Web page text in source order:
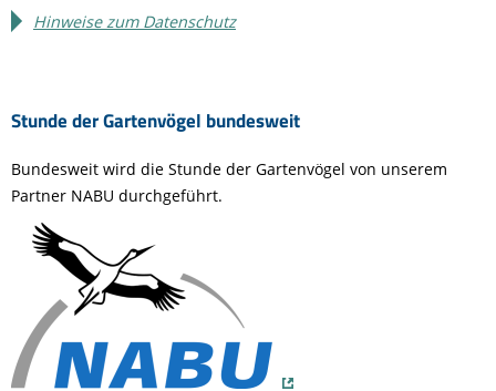
Hinweise zum Datenschutz
Stunde der Gartenvögel bundesweit
Bundesweit wird die Stunde der Gartenvögel von unserem
Partner NABU durchgeführt.